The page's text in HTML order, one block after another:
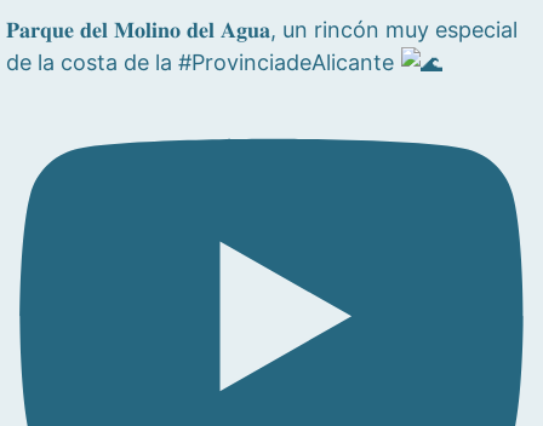
𝐏𝐚𝐫𝐪𝐮𝐞 𝐝𝐞𝐥 𝐌𝐨𝐥𝐢𝐧𝐨 𝐝𝐞𝐥 𝐀𝐠𝐮𝐚, un rincón muy especial
de la costa de la #ProvinciadeAlicante